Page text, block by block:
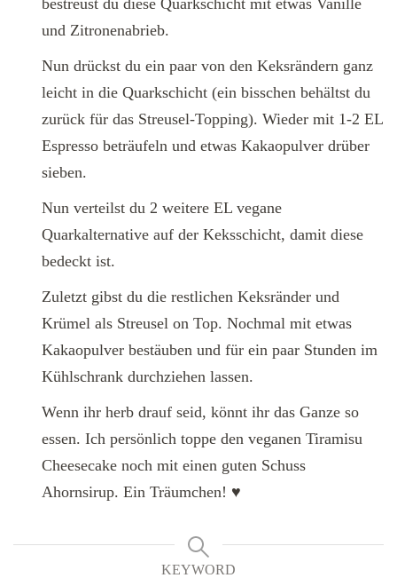
und Zitronenabrieb.
Nun drückst du ein paar von den Keksrändern ganz
leicht in die Quarkschicht (ein bisschen behältst du
zurück für das Streusel-Topping). Wieder mit 1-2 EL
Espresso beträufeln und etwas Kakaopulver drüber
sieben.
Nun verteilst du 2 weitere EL vegane
Quarkalternative auf der Keksschicht, damit diese
bedeckt ist.
Zuletzt gibst du die restlichen Keksränder und
Krümel als Streusel on Top. Nochmal mit etwas
Kakaopulver bestäuben und für ein paar Stunden im
Kühlschrank durchziehen lassen.
Wenn ihr herb drauf seid, könnt ihr das Ganze so
essen. Ich persönlich toppe den veganen Tiramisu
Cheesecake noch mit einen guten Schuss
Ahornsirup. Ein Träumchen! ♥
KEYWORD